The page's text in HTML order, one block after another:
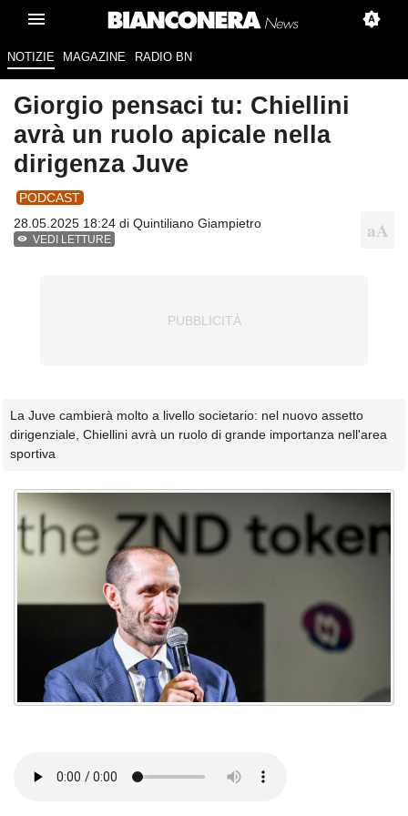
NOTIZIE MAGAZINE RADIO BN
Giorgio pensaci tu: Chiellini
avrà un ruolo apicale nella
dirigenza Juve
PODCAST
28.05.2025 18:24 di Quintiliano Giampietro
VEDI LETTURE
La Juve cambierà molto a livello societario: nel nuovo assetto
dirigenziale, Chiellini avrà un ruolo di grande importanza nell'area
sportiva